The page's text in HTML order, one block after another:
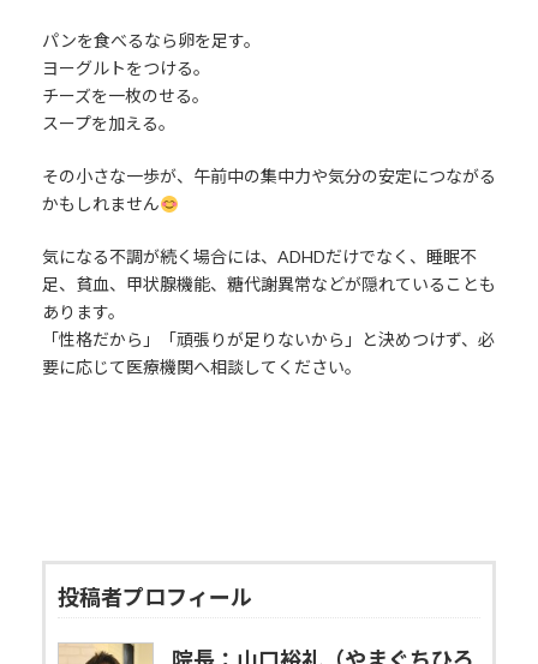
パンを食べるなら卵を足す。
ヨーグルトをつける。
チーズを一枚のせる。
スープを加える。
その小さな一歩が、午前中の集中力や気分の安定につながる
かもしれません
気になる不調が続く場合には、ADHDだけでなく、睡眠不
足、貧血、甲状腺機能、糖代謝異常などが隠れていることも
あります。
「性格だから」「頑張りが足りないから」と決めつけず、必
要に応じて医療機関へ相談してください。
投稿者プロフィール